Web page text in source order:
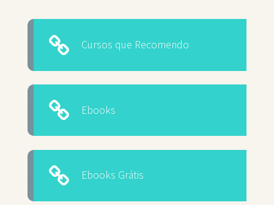
Cursos que Recomendo
Ebooks
Ebooks Grátis